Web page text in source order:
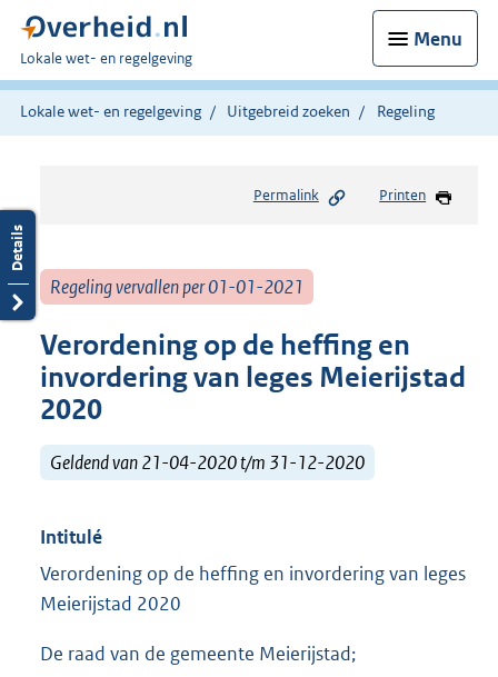
Menu
U
bent
hier:
Lokale wet- en regelgeving
Lokale wet- en regelgeving Uitgebreid zoeken Regeling
Permalink Printen
Regeling vervallen per 01-01-2021
Verordening op de heffing en
invordering van leges Meierijstad
2020
Geldend van 21-04-2020 t/m 31-12-2020
Intitulé
Verordening op de heffing en invordering van leges
Meierijstad 2020
De raad van de gemeente Meierijstad;